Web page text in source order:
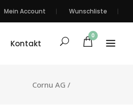
Mein Account Wunschliste
Kontakt
0
Cornu AG /